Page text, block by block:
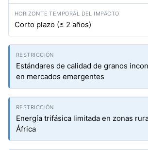
Corto plazo (≤ 2 años)
Estándares de calidad de granos
en mercados emergentes
Energía trifásica limitada en zonas
África